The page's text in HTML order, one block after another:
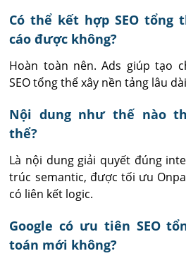
Có thể kết hợp SEO tổng
cáo được không?
Hoàn toàn nên. Ads giúp tạo
SEO tổng thể xây nền tảng lâu
Nội dung như thế nào
thể?
Là nội dung giải quyết đúng
trúc semantic, được tối ưu
có liên kết logic.
Google có ưu tiên SEO
toán mới không?